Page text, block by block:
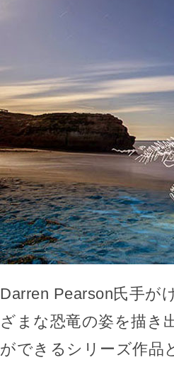
Darren Pearson氏手が
ざまな恐竜の姿を描き
ができるシリーズ作品